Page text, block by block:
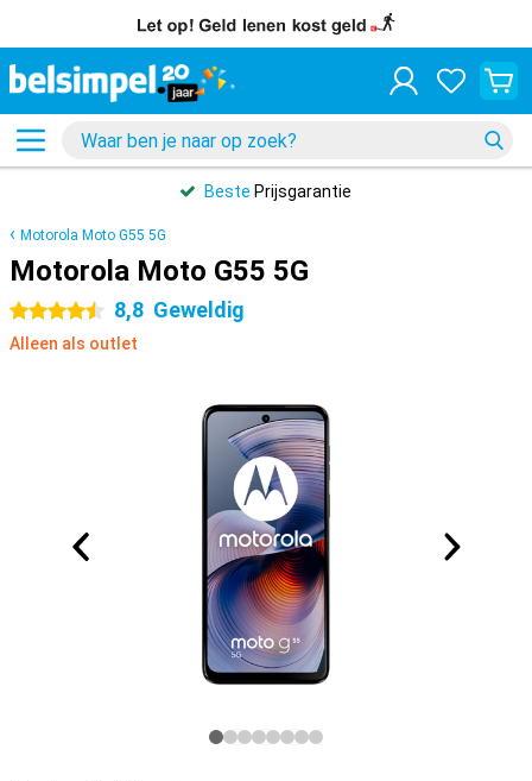
Beste Prijsgarantie
Motorola Moto G55 5G
Motorola Moto G55 5G
4.5 sterren 8,8 Geweldig
Alleen als outlet